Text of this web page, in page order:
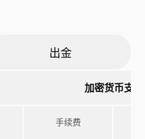
出金
加密货币支付
手续费